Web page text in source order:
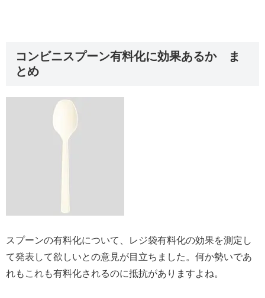
コンビニスプーン有料化に効果あるか ま
とめ
スプーンの有料化について、レジ袋有料化の効果を測定し
て発表して欲しいとの意見が目立ちました。何か勢いであ
れもこれも有料化されるのに抵抗がありますよね。